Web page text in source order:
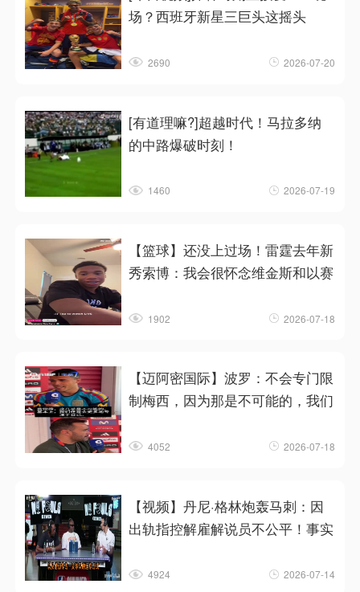
场？西班牙新星三巨头这摇头
2690 2026-07-20
[有道理嘛?]超越时代！马拉多纳
的中路爆破时刻！
1460 2026-07-19
【篮球】还没上过场！雷霆去年新
秀索博：我会很怀念维金斯和以赛
1902 2026-07-18
【迈阿密国际】波罗：不会专门限
制梅西，因为那是不可能的，我们
4052 2026-07-18
【视频】丹尼·格林炮轰马刺：因
出轨指控解雇解说员不公平！事实
4924 2026-07-14